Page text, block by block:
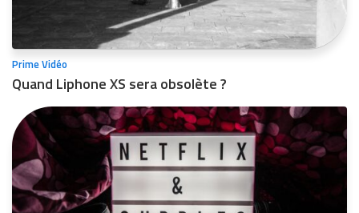
Prime Vidéo
Quand Liphone XS sera obsolète ?